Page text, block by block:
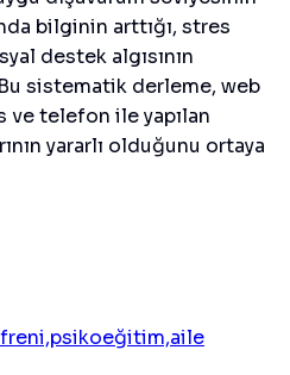
bilginin arttığı, stres
destek algısının
sistematik derleme, web
ve telefon ile yapılan
yararlı olduğunu ortaya